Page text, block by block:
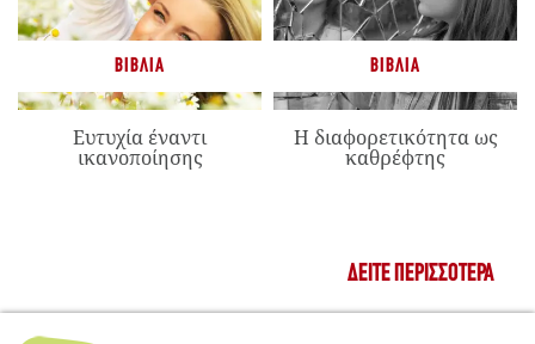
ΒΙΒΛΊΑ
Ευτυχία έναντι
ικανοποίησης
ΒΙΒΛΊΑ
Η διαφορετικότητα ως
καθρέφτης
ΔΕΊΤΕ ΠΕΡΙΣΣΌΤΕΡΑ